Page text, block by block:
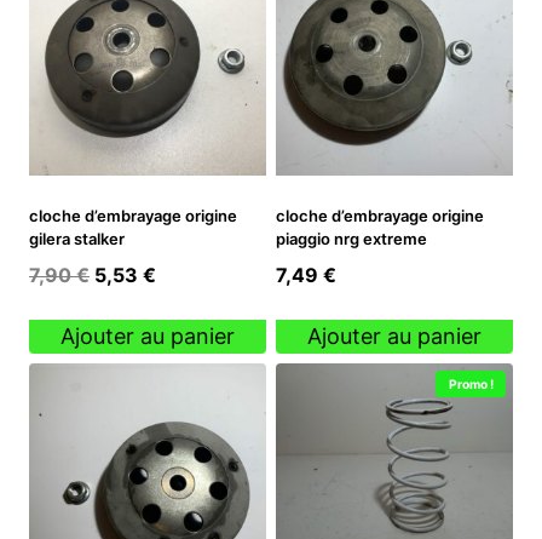
cloche d’embrayage origine
gilera stalker
7,90€ Le
initial
était :
5,53 €
actuel
est :
Ajouter au panier
cloche d’embrayage origine
piaggio nrg extreme
7,49 €
Ajouter au panier
Promo !